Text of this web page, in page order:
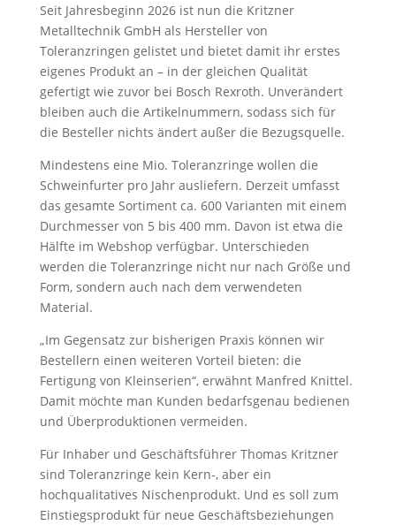
Seit Jahresbeginn 2026 ist nun die Kritzner
Metalltechnik GmbH als Hersteller von
Toleranzringen gelistet und bietet damit ihr erstes
eigenes Produkt an – in der gleichen Qualität
gefertigt wie zuvor bei Bosch Rexroth. Unverändert
bleiben auch die Artikelnummern, sodass sich für
die Besteller nichts ändert außer die Bezugsquelle.
Mindestens eine Mio. Toleranzringe wollen die
Schweinfurter pro Jahr ausliefern. Derzeit umfasst
das gesamte Sortiment ca. 600 Varianten mit einem
Durchmesser von 5 bis 400 mm. Davon ist etwa die
Hälfte im Webshop verfügbar. Unterschieden
werden die Toleranzringe nicht nur nach Größe und
Form, sondern auch nach dem verwendeten
Material.
„Im Gegensatz zur bisherigen Praxis können wir
Bestellern einen weiteren Vorteil bieten: die
Fertigung von Kleinserien“, erwähnt Manfred Knittel.
Damit möchte man Kunden bedarfsgenau bedienen
und Überproduktionen vermeiden.
Für Inhaber und Geschäftsführer Thomas Kritzner
sind Toleranzringe kein Kern-, aber ein
hochqualitatives Nischenprodukt. Und es soll zum
Einstiegsprodukt für neue Geschäftsbeziehungen